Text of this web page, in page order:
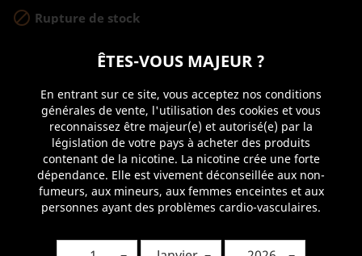
 Rupture de stock
Détails du produit
Référence 3701760600048
VOUS AIMEREZ AUSSI
ÊTES-VOUS MAJEUR ?
En entrant sur ce site, vous acceptez nos conditions
générales de vente, l'utilisation des cookies et vous
reconnaissez être majeur(e) et autorisé(e) par la
législation de votre pays à acheter des produits
contenant de la nicotine. La nicotine crée une forte
dépendance. Elle est vivement déconseillée aux non-
fumeurs, aux mineurs, aux femmes enceintes et aux
personnes ayant des problèmes cardio-vasculaires.